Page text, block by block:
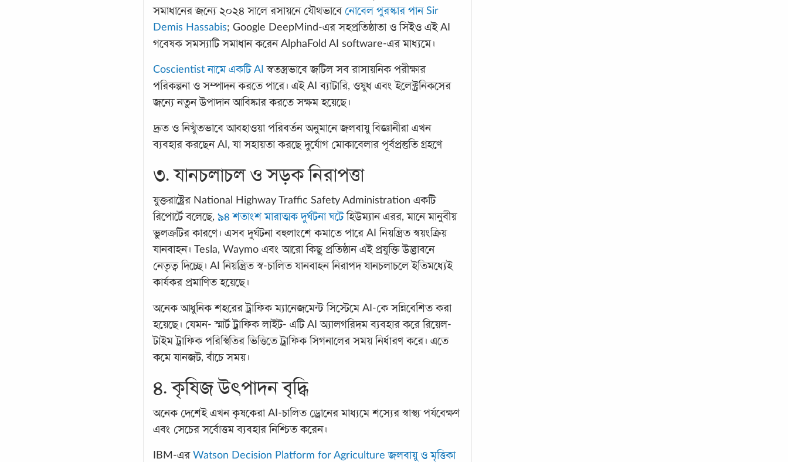
সমাধানের জন্যে ২০২৪ সালে রসায়নে যৌথভাবে নোবেল পুরস্কার পান Sir
Demis Hassabis; Google DeepMind-এর সহপ্রতিষ্ঠাতা ও সিইও এই AI
গবেষক সমস্যাটি সমাধান করেন AlphaFold AI software-এর মাধ্যমে।
Coscientist নামে একটি AI স্বতন্ত্রভাবে জটিল সব রাসায়নিক পরীক্ষার
পরিকল্পনা ও সম্পাদন করতে পারে। এই AI ব্যাটারি, ওষুধ এবং ইলেক্ট্রনিকসের
জন্যে নতুন উপাদান আবিষ্কার করতে সক্ষম হয়েছে।
দ্রুত ও নিখুঁতভাবে আবহাওয়া পরিবর্তন অনুমানে জলবায়ু বিজ্ঞানীরা এখন
ব্যবহার করছেন AI, যা সহায়তা করছে দুর্যোগ মোকাবেলার পূর্বপ্রস্তুতি গ্রহণে
৩. যানচলাচল ও সড়ক নিরাপত্তা
যুক্তরাষ্ট্রের National Highway Traffic Safety Administration একটি
রিপোর্টে বলেছে, ৯৪ শতাংশ মারাত্মক দুর্ঘটনা ঘটেহিউম্যান এরর, মানে মানুবীয়
ভুলত্রুটির কারণে। এসব দুর্ঘটনা বহুলাংশে কমাতে পারে AI নিয়ন্ত্রিত স্বয়ংক্রিয়
যানবাহন। Tesla, Waymo এবং আরো কিছু প্রতিষ্ঠান এই প্রযুক্তি উদ্ভাবনে
নেতৃত্ব দিচ্ছে। AI নিয়ন্ত্রিত স্ব-চালিত যানবাহন নিরাপদ যানচলাচলে ইতিমধ্যেই
কার্যকর প্রমাণিত হয়েছে।
অনেক আধুনিক শহরের ট্রাফিক ম্যানেজমেন্ট সিস্টেমে AI-কে সন্নিবেশিত করা
হয়েছে। যেমন- স্মার্ট ট্রাফিক লাইট- এটি AI অ্যালগরিদম ব্যবহার করে রিয়েল-
টাইম ট্রাফিক পরিস্থিতির ভিত্তিতে ট্রাফিক সিগনালের সময় নির্ধারণ করে। এতে
কমে যানজট, বাঁচে সময়।
৪. কৃষিজ উৎপাদন বৃদ্ধি
অনেক দেশেই এখন কৃষকেরা AI-চালিত ড্রোনের মাধ্যমে শস্যের স্বাস্থ্য পর্যবেক্ষণ
এবং সেচের সর্বোত্তম ব্যবহার নিশ্চিত করেন।
IBM-এর Watson Decision Platform for Agriculture জলবায়ু ও মৃত্তিকা